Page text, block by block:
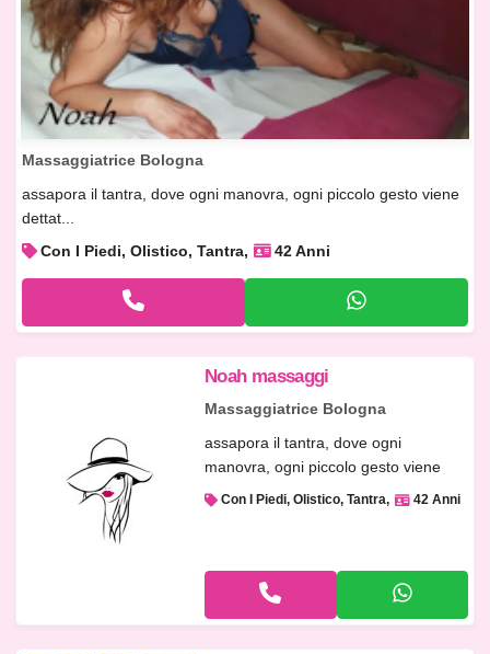
Massaggiatrice Bologna
assapora il tantra, dove ogni manovra, ogni piccolo gesto viene
dettat...
Con I Piedi, Olistico, Tantra
42 Anni
Noah massaggi
Massaggiatrice Bologna
assapora il tantra, dove ogni
manovra, ogni piccolo gesto viene
dettat...
Con I Piedi, Olistico, Tantra 42 Anni